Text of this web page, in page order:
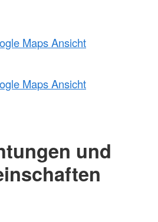
Maps Ansicht
Maps Ansicht
und